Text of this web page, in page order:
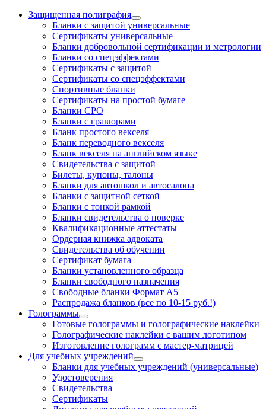
Защищенная полиграфия
Бланки с защитой универсальные
Сертификаты универсальные
Бланки добровольной сертификации и метрологии
Бланки со спецэффектами
Сертификаты с защитой
Сертификаты со спецэффектами
Спортивные бланки
Cертификаты на простой бумаге
Бланки СРО
Бланки с гравюрами
Бланк простого векселя
Бланк переводного векселя
Бланк векселя на английском языке
Свидетельства с защитой
Билеты, купоны, талоны
Бланки для автошкол и автосалона
Бланки с защитной сеткой
Бланки с тонкой рамкой
Бланки свидетельства о поверке
Квалификационные аттестаты
Ордерная книжка адвоката
Свидетельства об обучении
Сертификат бумага
Бланки установленного образца
Бланки свободного назначения
Свободные бланки Формат А5
Распродажа бланков (все по 10-15 руб.!)
Голограммы
Готовые голограммы и голографические наклейки
Голографические наклейки с вашим логотипом
Изготовление голограмм с мастер-матрицей
Для учебных учреждений
Бланки для учебных учреждений (универсальные)
Удостоверения
Свидетельства
Сертификаты